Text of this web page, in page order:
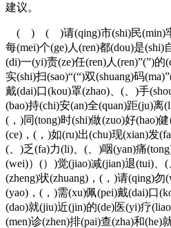
建议。
( ) ( )请(qing)市(shi)民(min)牢
每(mei)个(ge)人(ren)都(dou)是
(di)一(yi)责(ze)任(ren)人(ren)”(”)
实(shi)扫(sao)“(“)双(shuang)码
戴(dai)口(kou)罩(zhao)、(、)手
(bao)持(chi)安(an)全(quan)距(ju)离
(，)同(tong)时(shi)做(zuo)好(hao)
(ce)，(，)如(ru)出(chu)现(xian)发
(、)乏(fa)力(li)、(、)咽(yan)痛
(wei)）(）)觉(jiao)减(jian)退(tui)、
(zheng)状(zhuang)，(，)请(qing)
(yao)，(，)需(xu)佩(pei)戴(dai)口
(dao)就(jiu)近(jin)的(de)医(yi)疗
(men)诊(zhen)排(pai)查(zha)和(he)